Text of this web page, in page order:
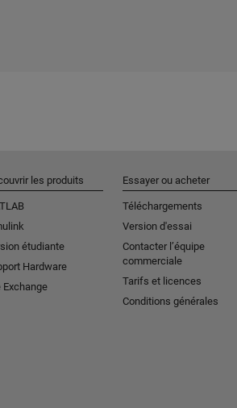
les produits
étudiante
Hardware
Exchange
Essayer ou acheter
Téléchargements
Version d'essai
Contacter l’équipe
commerciale
Tarifs et licences
Conditions générales